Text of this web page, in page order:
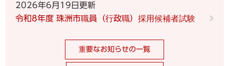
2026年6月19日更新
令和8年度 珠洲市職員（行政職）採用候補者試験
重要なお知らせの一覧